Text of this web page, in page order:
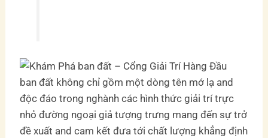
ban đất không chỉ gồm một dòng tên mớ lạ and
độc đáo trong nghành các hình thức giải trí trực
nhỏ đường ngoại giả tượng trưng mang đến sự trở
đề xuất and cam kết đưa tới chất lượng khẳng định